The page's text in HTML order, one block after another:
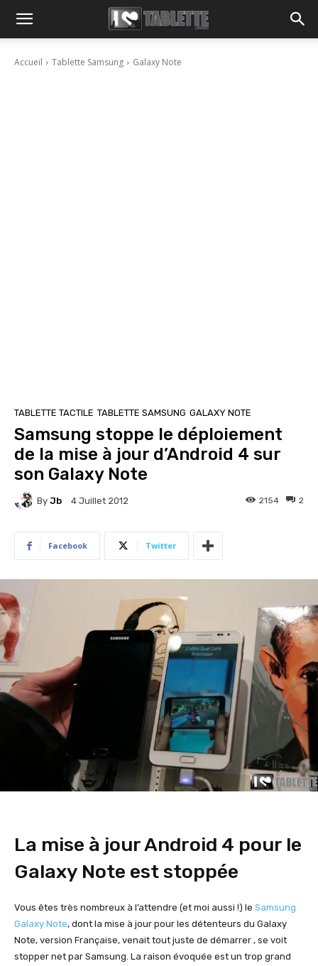
Accueil Tablette Samsung Galaxy Note
TABLETTE TACTILE TABLETTE SAMSUNG GALAXY NOTE
Samsung stoppe le déploiement
de la mise à jour d’Android 4 sur
son Galaxy Note
By Jb 4 Juillet 2012 2
2154
Facebook Twitter
La mise à jour Android 4 pour le
Galaxy Note est stoppée
Vous êtes très nombreux à l’attendre (et moi aussi !) le Samsung
Galaxy Note, dont la mise à jour pour les détenteurs du Galaxy
Note, version Française, venait tout juste de démarrer , se voit
stopper net par Samsung. La raison évoquée est un trop grand